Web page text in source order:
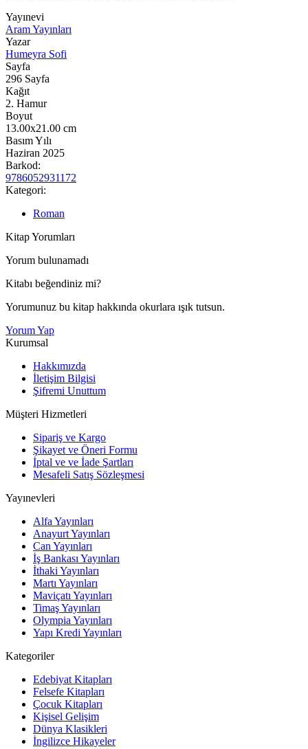
Yayınevi
Aram Yayınları
Yazar
Humeyra Sofi
Sayfa
296 Sayfa
Kağıt
2. Hamur
Boyut
13.00x21.00 cm
Basım Yılı
Haziran 2025
Barkod:
9786052931172
Kategori:
Roman
Kitap Yorumları
Yorum bulunamadı
Kitabı beğendiniz mi?
Yorumunuz bu kitap hakkında okurlara ışık tutsun.
Yorum Yap
Kurumsal
Hakkımızda
İletişim Bilgisi
Şifremi Unuttum
Müşteri Hizmetleri
Sipariş ve Kargo
Şikayet ve Öneri Formu
İptal ve ve İade Şartları
Mesafeli Satış Sözleşmesi
Yayınevleri
Alfa Yayınları
Anayurt Yayınları
Can Yayınları
İş Bankası Yayınları
İthaki Yayınları
Martı Yayınları
Maviçatı Yayınları
Timaş Yayınları
Olympia Yayınları
Yapı Kredi Yayınları
Kategoriler
Edebiyat Kitapları
Felsefe Kitapları
Çocuk Kitapları
Kişisel Gelişim
Dünya Klasikleri
İngilizce Hikayeler